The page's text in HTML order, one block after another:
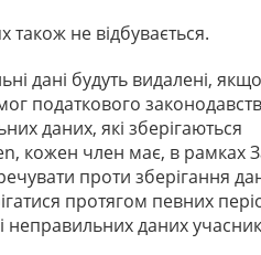
також не відбувається.
дані будуть видалені,
податкового
даних, які зберігаються
кожен член має, в рамках
проти зберігання
протягом певних
неправильних даних